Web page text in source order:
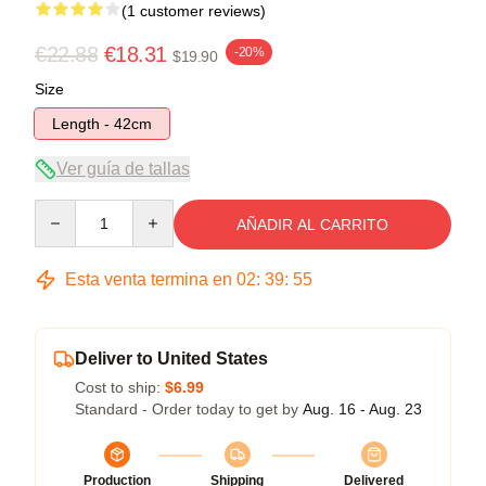
(1 customer reviews)
€22.88 €18.31 $19.90 -20%
Size
Length - 42cm
Ver guía de tallas
AÑADIR AL CARRITO
Esta venta termina en 02: 39: 54
Deliver to United States
Cost to ship: $6.99
Standard - Order today to get by Aug. 16 - Aug. 23
Production Shipping Delivered